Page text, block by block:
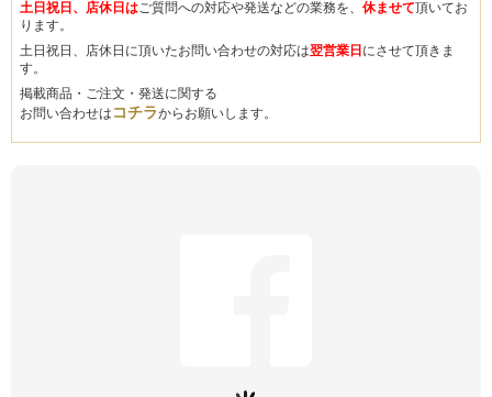
土日祝日、店休日はご質問への対応や発送などの業務を、 休ませて頂いてお
ります。
土日祝日、店休日に頂いたお問い合わせの対応は翌営業日 にさせて頂きま
す。
掲載商品・ご注文・発送に関する
お問い合わせは コチラからお願いします。